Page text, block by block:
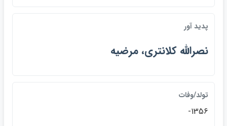
پديد آور
نصرالله كلانتري، مرضيه
تولد/وفات
1356-